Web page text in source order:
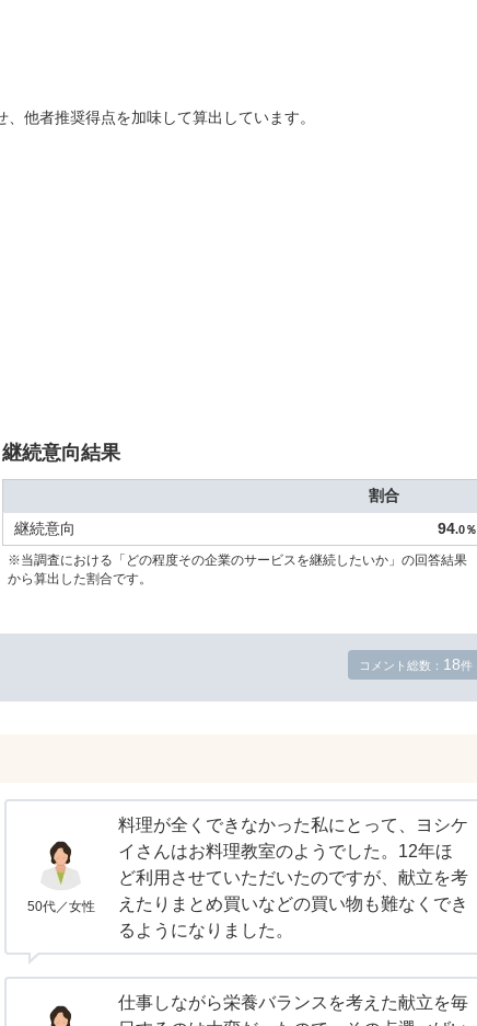
他者推奨得点を加味して算出しています。
継続意向結果
割合
継続意向
94.0％
※当調査における「どの程度その企業のサービスを継続したいか」の回答結果
から算出した割合です。
コメント総数： 18件
50代／女性
料理が全くできなかった私にとって、ヨシケ
イさんはお料理教室のようでした。12年ほ
ど利用させていただいたのですが、献立を考
えたりまとめ買いなどの買い物も難なくでき
るようになりました。
仕事しながら栄養バランスを考えた献立を毎